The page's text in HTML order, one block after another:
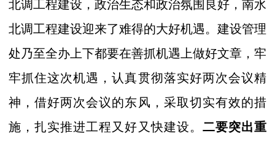
北调工程建设，政治生态和政治氛围良好，南水
北调工程建设迎来了难得的大好机遇。建设管理
处乃至全办上下都要在善抓机遇上做好文章，牢
牢抓住这次机遇，认真贯彻落实好两次会议精
神，借好两次会议的东风，采取切实有效的措
施，扎实推进工程又好又快建设。 二要突出重